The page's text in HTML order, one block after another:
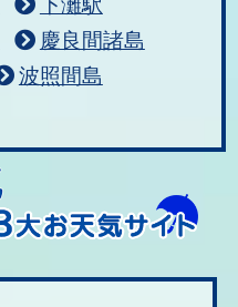
下灘駅
慶良間諸島
波照間島